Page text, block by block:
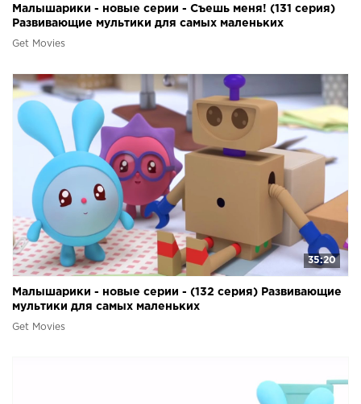
Малышарики - новые серии - Съешь меня! (131 серия)
Развивающие мультики для самых маленьких
Get Movies
35:20
Малышарики - новые серии - (132 серия) Развивающие
мультики для самых маленьких
Get Movies